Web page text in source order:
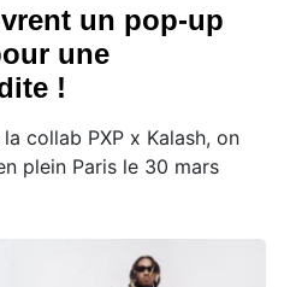
un pop-up
une
!
collab PXP x Kalash, on
plein Paris le 30 mars